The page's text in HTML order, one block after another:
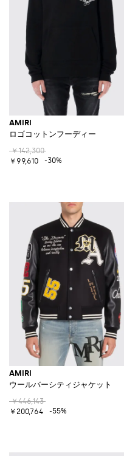
AMIRI
ロゴコットンフーディー
￥142,300
￥99,610
-30%
AMIRI
ウールバーシティジャケット
￥446,143
￥200,764
-55%